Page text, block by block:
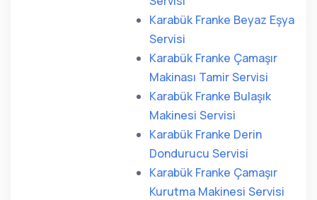
Karabük Franke Beyaz Eşya
Servisi
Karabük Franke Çamaşır
Makinası Tamir Servisi
Karabük Franke Bulaşık
Makinesi Servisi
Karabük Franke Derin
Dondurucu Servisi
Karabük Franke Çamaşır
Kurutma Makinesi Servisi